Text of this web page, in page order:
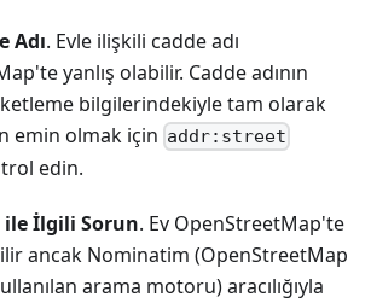
Adı. Evle ilişkili cadde adı
yanlış olabilir. Cadde adının
bilgilerindekiyle tam olarak
emin olmak için addr:street
edin.
İlgili Sorun. Ev OpenStreetMap'te
ancak Nominatim (OpenStreetMap
arama motoru) aracılığıyla